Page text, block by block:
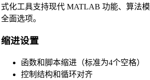
🔗Related Tools
📝代码格式化与美化工具
🔧 工具
式化工具支持现代 MATLAB 功能、算法
全面选项。
缩进设置
函数和脚本缩进（标准为4个空格）
控制结构和循环对齐